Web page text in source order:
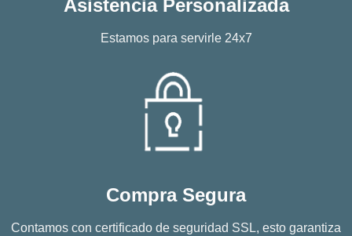
Asistencia Personalizada
Estamos para servirle 24x7
Compra Segura
Contamos con certificado de seguridad SSL, esto garantiza